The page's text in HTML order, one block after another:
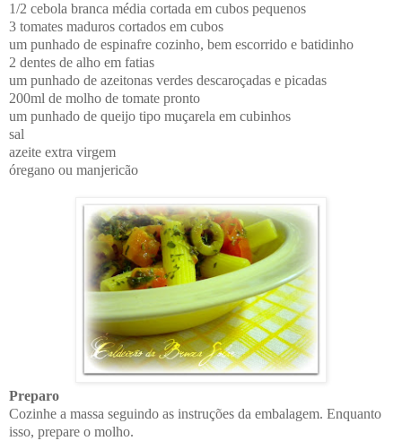
1/2 cebola branca média cortada em cubos pequenos
3 tomates maduros cortados em cubos
um punhado de espinafre cozinho, bem escorrido e batidinho
2 dentes de alho em fatias
um punhado de azeitonas verdes descaroçadas e picadas
200ml de molho de tomate pronto
um punhado de queijo tipo muçarela em cubinhos
sal
azeite extra virgem
óregano ou manjericão
Preparo
Cozinhe a massa seguindo as instruções da embalagem. Enquanto
isso, prepare o molho.